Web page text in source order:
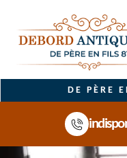
DE PÈRE